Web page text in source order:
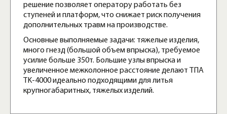
решение позволяет оператору работать без
ступеней и платформ, что снижает риск получения
дополнительных травм на производстве.
Основные выполняемые задачи: тяжелые изделия,
много гнезд (большой объем впрыска), требуемое
усилие больше 350т. Большие узлы впрыска и
увеличенное межколонное расстояние делают ТПА
TK-4000 идеально подходящими для литья
крупногабаритных, тяжелых изделий.